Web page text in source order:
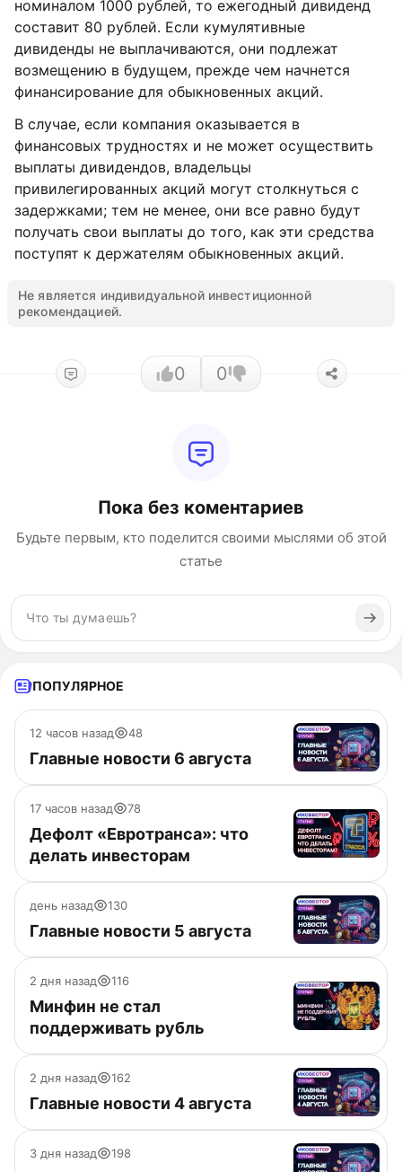
номиналом 1000 рублей, то ежегодный дивиденд
составит 80 рублей. Если кумулятивные
дивиденды не выплачиваются, они подлежат
возмещению в будущем, прежде чем начнется
финансирование для обыкновенных акций.
В случае, если компания оказывается в
финансовых трудностях и не может осуществить
выплаты дивидендов, владельцы
привилегированных акций могут столкнуться с
задержками; тем не менее, они все равно будут
получать свои выплаты до того, как эти средства
поступят к держателям обыкновенных акций.
Не является индивидуальной инвестиционной
рекомендацией.
0 0
Пока без коментариев
Будьте первым, кто поделится своими мыслями об этой
статье
ПОПУЛЯРНОЕ
12 часов назад 48
Главные новости 6 августа
17 часов назад 78
Дефолт «Евротранса»: что
делать инвесторам
день назад 130
Главные новости 5 августа
2 дня назад 116
Минфин не стал
поддерживать рубль
2 дня назад 162
Главные новости 4 августа
3 дня назад 198